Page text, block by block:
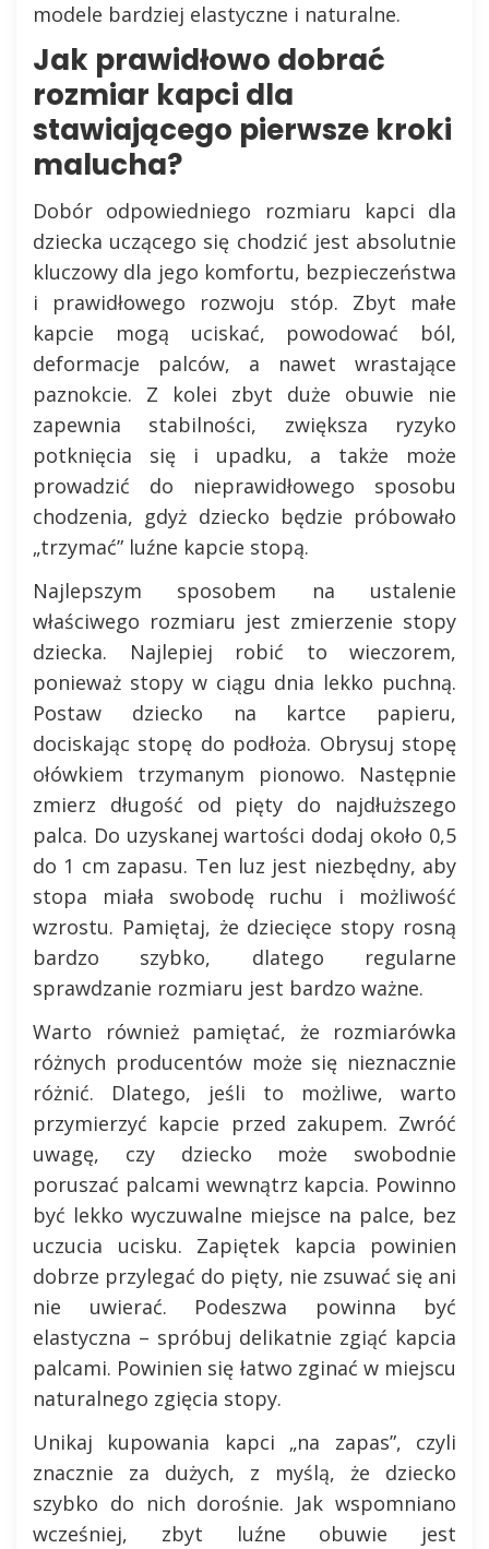
modele bardziej elastyczne i naturalne.
Jak prawidłowo dobrać
rozmiar kapci dla
stawiającego pierwsze kroki
malucha?
Dobór odpowiedniego rozmiaru kapci dla
dziecka uczącego się chodzić jest absolutnie
kluczowy dla jego komfortu, bezpieczeństwa
i prawidłowego rozwoju stóp. Zbyt małe
kapcie mogą uciskać, powodować ból,
deformacje palców, a nawet wrastające
paznokcie. Z kolei zbyt duże obuwie nie
zapewnia stabilności, zwiększa ryzyko
potknięcia się i upadku, a także może
prowadzić do nieprawidłowego sposobu
chodzenia, gdyż dziecko będzie próbowało
„trzymać” luźne kapcie stopą.
Najlepszym sposobem na ustalenie
właściwego rozmiaru jest zmierzenie stopy
dziecka. Najlepiej robić to wieczorem,
ponieważ stopy w ciągu dnia lekko puchną.
Postaw dziecko na kartce papieru,
dociskając stopę do podłoża. Obrysuj stopę
ołówkiem trzymanym pionowo. Następnie
zmierz długość od pięty do najdłuższego
palca. Do uzyskanej wartości dodaj około 0,5
do 1 cm zapasu. Ten luz jest niezbędny, aby
stopa miała swobodę ruchu i możliwość
wzrostu. Pamiętaj, że dziecięce stopy rosną
bardzo szybko, dlatego regularne
sprawdzanie rozmiaru jest bardzo ważne.
Warto również pamiętać, że rozmiarówka
różnych producentów może się nieznacznie
różnić. Dlatego, jeśli to możliwe, warto
przymierzyć kapcie przed zakupem. Zwróć
uwagę, czy dziecko może swobodnie
poruszać palcami wewnątrz kapcia. Powinno
być lekko wyczuwalne miejsce na palce, bez
uczucia ucisku. Zapiętek kapcia powinien
dobrze przylegać do pięty, nie zsuwać się ani
nie uwierać. Podeszwa powinna być
elastyczna – spróbuj delikatnie zgiąć kapcia
palcami. Powinien się łatwo zginać w miejscu
naturalnego zgięcia stopy.
Unikaj kupowania kapci „na zapas”, czyli
znacznie za dużych, z myślą, że dziecko
szybko do nich dorośnie. Jak wspomniano
wcześniej, zbyt luźne obuwie jest